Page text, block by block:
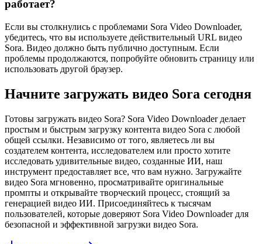
работает?
Если вы столкнулись с проблемами Sora Video Downloader,
убедитесь, что вы используете действительный URL видео
Sora. Видео должно быть публично доступным. Если
проблемы продолжаются, попробуйте обновить страницу или
использовать другой браузер.
Начните загружать видео Sora сегодня
Готовы загружать видео Sora? Sora Video Downloader делает
простым и быстрым загрузку контента видео Sora с любой
общей ссылки. Независимо от того, являетесь ли вы
создателем контента, исследователем или просто хотите
исследовать удивительные видео, созданные ИИ, наш
инструмент предоставляет все, что вам нужно. Загружайте
видео Sora мгновенно, просматривайте оригинальные
промпты и открывайте творческий процесс, стоящий за
генерацией видео ИИ. Присоединяйтесь к тысячам
пользователей, которые доверяют Sora Video Downloader для
безопасной и эффективной загрузки видео Sora.